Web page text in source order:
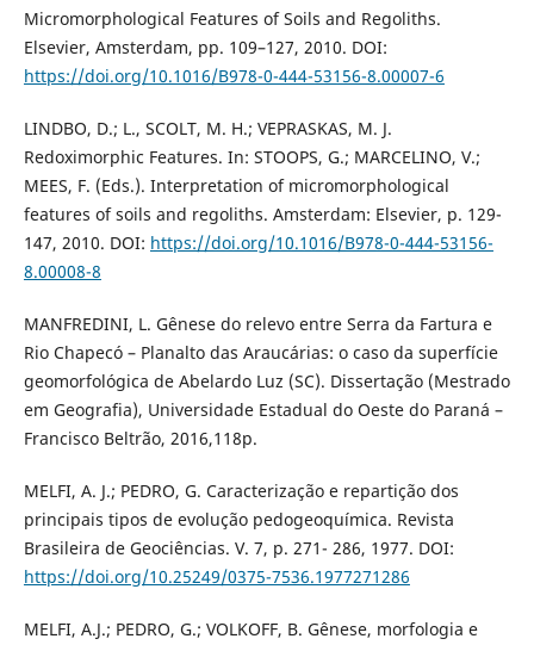
Micromorphological Features of Soils and Regoliths.
Elsevier, Amsterdam, pp. 109–127, 2010. DOI:
https://doi.org/10.1016/B978-0-444-53156-8.00007-6
LINDBO, D.; L., SCOLT, M. H.; VEPRASKAS, M. J.
Redoximorphic Features. In: STOOPS, G.; MARCELINO, V.;
MEES, F. (Eds.). Interpretation of micromorphological
features of soils and regoliths. Amsterdam: Elsevier, p. 129-
147, 2010. DOI: https://doi.org/10.1016/B978-0-444-53156-
8.00008-8
MANFREDINI, L. Gênese do relevo entre Serra da Fartura e
Rio Chapecó – Planalto das Araucárias: o caso da superfície
geomorfológica de Abelardo Luz (SC). Dissertação (Mestrado
em Geografia), Universidade Estadual do Oeste do Paraná –
Francisco Beltrão, 2016,118p.
MELFI, A. J.; PEDRO, G. Caracterização e repartição dos
principais tipos de evolução pedogeoquímica. Revista
Brasileira de Geociências. V. 7, p. 271- 286, 1977. DOI:
https://doi.org/10.25249/0375-7536.1977271286
MELFI, A.J.; PEDRO, G.; VOLKOFF, B. Gênese, morfologia e